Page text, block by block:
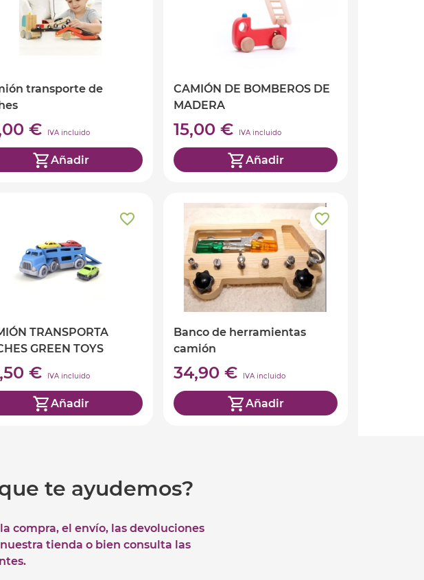
transporte de
€ IVA incluido
Añadir
CAMIÓN DE BOMBEROS DE
MADERA
15,00 € IVA incluido
Añadir
TRANSPORTA
GREEN TOYS
€ IVA incluido
Añadir
Banco de herramientas
camión
34,90 € IVA incluido
Añadir
te ayudemos?
compra, el envío, las devoluciones
tienda o bien consulta las